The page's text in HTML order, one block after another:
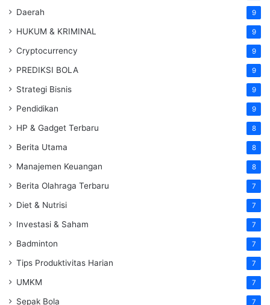
Daerah 9
HUKUM & KRIMINAL 9
Cryptocurrency 9
PREDIKSI BOLA 9
Strategi Bisnis 9
Pendidikan 9
HP & Gadget Terbaru 8
Berita Utama 8
Manajemen Keuangan 8
Berita Olahraga Terbaru 7
Diet & Nutrisi 7
Investasi & Saham 7
Badminton 7
Tips Produktivitas Harian 7
UMKM 7
Sepak Bola 7